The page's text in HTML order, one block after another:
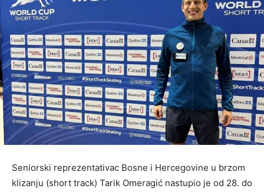
Seniorski reprezentativac Bosne i Hercegovine u brzom
klizanju (short track) Tarik Omeragić nastupio je od 28. do